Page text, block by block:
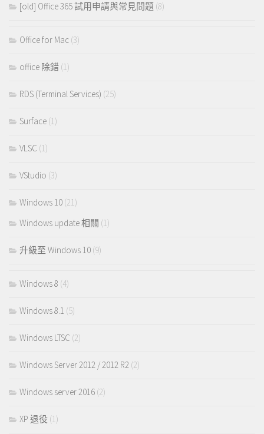
[old] Office 365 試用申請與常見問題 (8)
Office for Mac (3)
office 除錯 (1)
RDS (Terminal Services) (25)
Surface (1)
VLSC (1)
VStudio (3)
Windows 10 (21)
Windows update 相關 (1)
升級至 Windows 10 (9)
Windows 8 (4)
Windows 8.1 (5)
Windows LTSC (2)
Windows Server 2012 / 2012 R2 (2)
Windows server 2016 (2)
XP 退役 (1)